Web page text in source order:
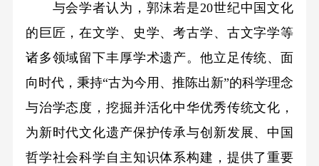
与会学者认为，郭沫若是20世纪中国文化
的巨匠，在文学、史学、考古学、古文字学等
诸多领域留下丰厚学术遗产。他立足传统、面
向时代，秉持“古为今用、推陈出新”的科学理念
与治学态度，挖掘并活化中华优秀传统文化，
为新时代文化遗产保护传承与创新发展、中国
哲学社会科学自主知识体系构建，提供了重要